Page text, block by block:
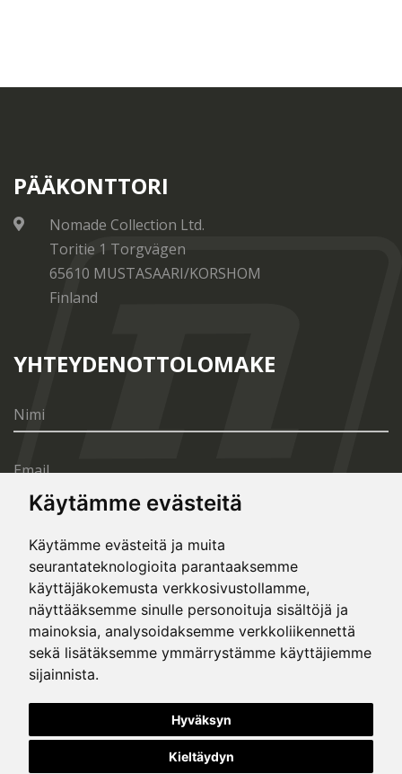
Käytämme evästeitä
Käytämme evästeitä ja muita
seurantateknologioita parantaaksemme
käyttäjäkokemusta verkkosivustollamme,
näyttääksemme sinulle personoituja sisältöjä ja
mainoksia, analysoidaksemme verkkoliikennettä
sekä lisätäksemme ymmärrystämme käyttäjiemme
sijainnista.
Hyväksyn
Kieltäydyn
PÄÄKONTTORI
Nomade Collection Ltd.
Toritie 1 Torgvägen
65610 MUSTASAARI/KORSHOM
Finland
YHTEYDENOTTOLOMAKE
LÄHETÄ
© Copyright 2020, All rights reserved. Made by
This site is protected by Google reCAPTCHA and the Google